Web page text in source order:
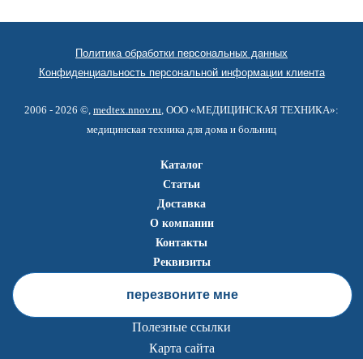
Политика обработки персональных данных
Конфиденциальность персональной информации клиента
2006 - 2026 ©, medtex.nnov.ru , ООО «МЕДИЦИНСКАЯ ТЕХНИКА»:
медицинская техника для дома и больниц
Каталог
Статьи
Доставка
О компании
Контакты
Реквизиты
перезвоните мне
Полезные ссылки
Карта сайта